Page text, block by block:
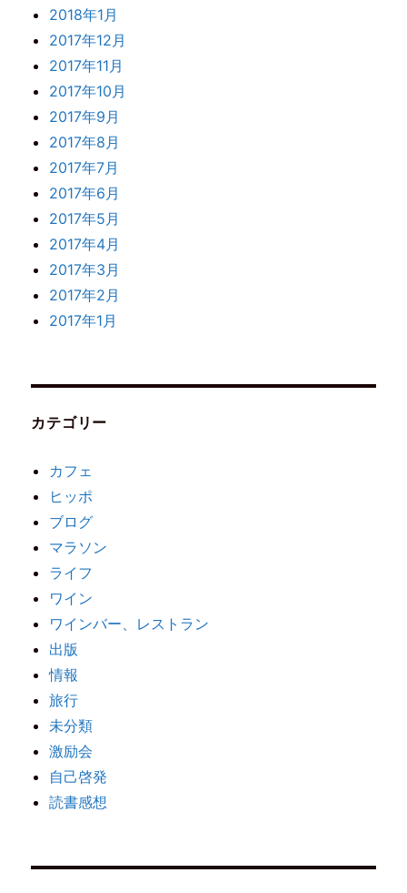
2018年1月
2017年12月
2017年11月
2017年10月
2017年9月
2017年8月
2017年7月
2017年6月
2017年5月
2017年4月
2017年3月
2017年2月
2017年1月
カテゴリー
カフェ
ヒッポ
ブログ
マラソン
ライフ
ワイン
ワインバー、レストラン
出版
情報
旅行
未分類
激励会
自己啓発
読書感想